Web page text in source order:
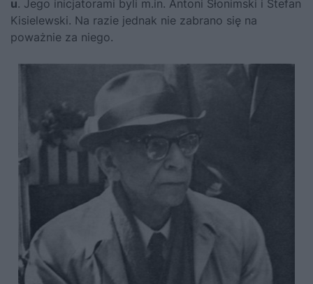
u. Jego inicjatorami byli m.in. Antoni Słonimski i Stefan
Kisielewski. Na razie jednak nie zabrano się na
poważnie za niego.